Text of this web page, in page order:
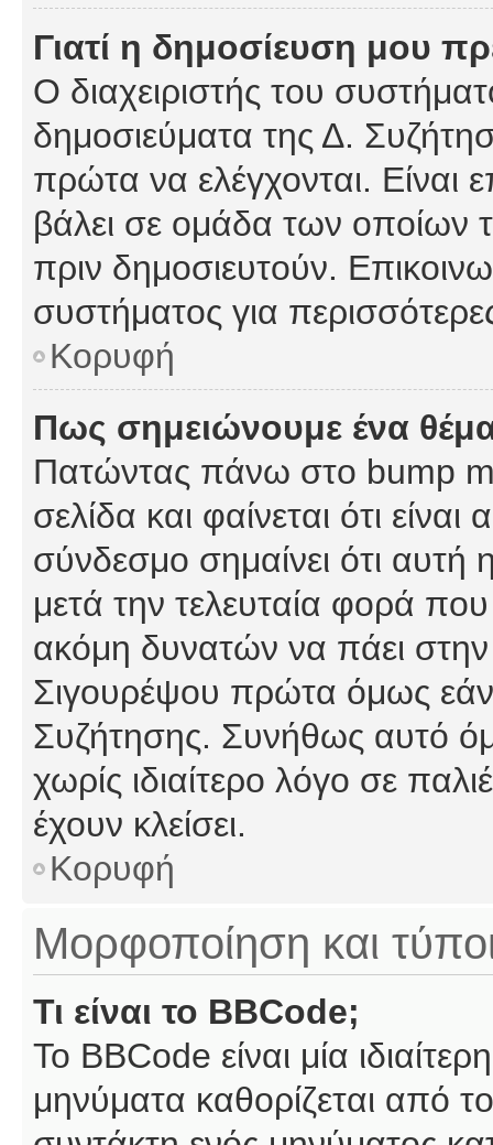
Γιατί η δημοσίευση μου
Ο διαχειριστής του
δημοσιεύματα της Δ.
πρώτα να ελέγχονται. Είναι
βάλει σε ομάδα των οποίων
πριν δημοσιευτούν.
συστήματος για
Κορυφή
Πως σημειώνουμε ένα
Πατώντας πάνω στο bump
σελίδα και φαίνεται ότι
σύνδεσμο σημαίνει ότι αυτή
μετά την τελευταία φορά που
ακόμη δυνατών να πάει
Σιγουρέψου πρώτα όμως εάν
Συζήτησης. Συνήθως αυτό
χωρίς ιδιαίτερο λόγο σε
έχουν κλείσει.
Κορυφή
Μορφοποίηση και
Τι είναι το BBCode;
Το BBCode είναι μία
μηνύματα καθορίζεται από